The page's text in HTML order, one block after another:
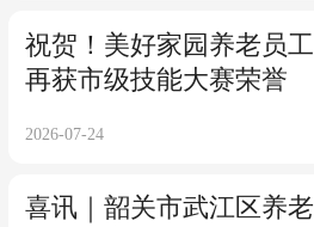
祝贺！美好家园养老员工
再获市级技能大赛荣誉
2026-07-24
喜讯｜韶关市武江区养老